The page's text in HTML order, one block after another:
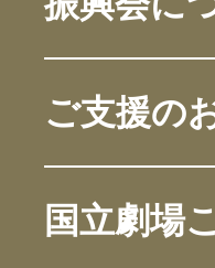
ご支援の
国立劇場